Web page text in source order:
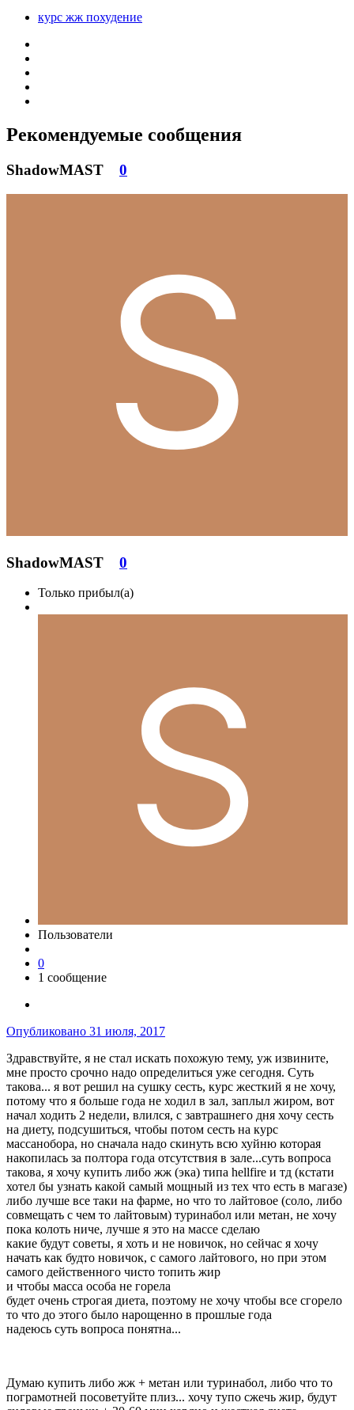
курс жж похудение
Рекомендуемые сообщения
ShadowMAST 0
ShadowMAST 0
Только прибыл(а)
Пользователи
0
1 сообщение
Опубликовано 31 июля, 2017
Здравствуйте, я не стал искать похожую тему, уж извините,
мне просто срочно надо определиться уже сегодня. Суть
такова... я вот решил на сушку сесть, курс жесткий я не хочу,
потому что я больше года не ходил в зал, заплыл жиром, вот
начал ходить 2 недели, влился, с завтрашнего дня хочу сесть
на диету, подсушиться, чтобы потом сесть на курс
массанобора, но сначала надо скинуть всю хуйню которая
накопилась за полтора года отсутствия в зале...суть вопроса
такова, я хочу купить либо жж (эка) типа hellfire и тд (кстати
хотел бы узнать какой самый мощный из тех что есть в магазе)
либо лучше все таки на фарме, но что то лайтовое (соло, либо
совмещать с чем то лайтовым) туринабол или метан, не хочу
пока колоть ниче, лучше я это на массе сделаю
какие будут советы, я хоть и не новичок, но сейчас я хочу
начать как будто новичок, с самого лайтового, но при этом
самого действенного чисто топить жир
и чтобы масса особа не горела
будет очень строгая диета, поэтому не хочу чтобы все сгорело
то что до этого было нарощенно в прошлые года
надеюсь суть вопроса понятна...
Думаю купить либо жж + метан или туринабол, либо что то
пограмотней посоветуйте плиз... хочу тупо сжечь жир, будут